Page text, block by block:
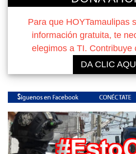
Para que HOYTamaulipas
información gratuita, te
elegimos a TI. Contribuye
DA CLIC